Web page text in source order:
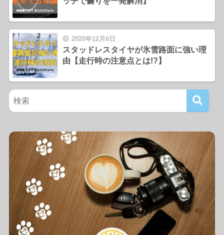
2020年12月6日
スタッドレスタイヤが氷雪路面に強い理
由【走行時の注意点とは!?】